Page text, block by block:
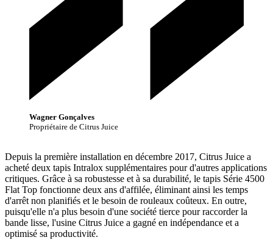
Wagner Gonçalves
Propriétaire de Citrus Juice
Depuis la première installation en décembre 2017, Citrus Juice a
acheté deux tapis Intralox supplémentaires pour d'autres applications
critiques. Grâce à sa robustesse et à sa durabilité, le tapis Série 4500
Flat Top fonctionne deux ans d'affilée, éliminant ainsi les temps
d'arrêt non planifiés et le besoin de rouleaux coûteux. En outre,
puisqu'elle n'a plus besoin d'une société tierce pour raccorder la
bande lisse, l'usine Citrus Juice a gagné en indépendance et a
optimisé sa productivité.